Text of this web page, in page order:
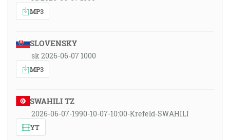
MP3
SLOVENSKY
sk 2026-06-07 1000
MP3
SWAHILI TZ
2026-06-07-1990-10-07-10:00-Krefeld-SWAHILI
YT